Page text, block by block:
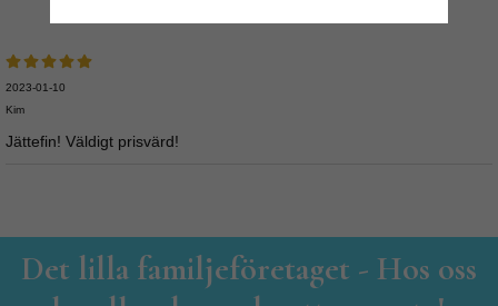
2023-01-10
Kim
Jättefin! Väldigt prisvärd!
Det lilla familjeföretaget - Hos oss